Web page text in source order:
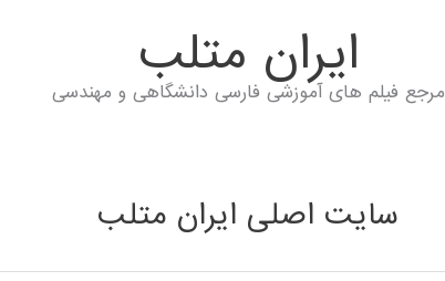
ايران متلب
مرجع فیلم های آموزشی فارسی دانشگاهی و مهندسی
سایت اصلی ایران متلب